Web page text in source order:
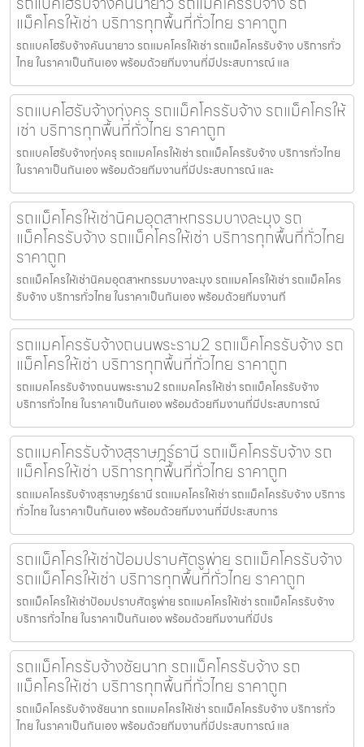
แม็คโครให้เช่า บริการทุกพื้นที่ทั่วไทย ราคาถูก
รถแบคโฮรับจ้างคันนายาว รถแมคโครให้เช่า รถแม็คโครรับจ้าง บริการทั่ว
ไทย ในราคาเป็นกันเอง พร้อมด้วยทีมงานที่มีประสบการณ์ แล
รถแบคโฮรับจ้างทุ่งครุ รถแม็คโครรับจ้าง รถแม็คโครให้
เช่า บริการทุกพื้นที่ทั่วไทย ราคาถูก
รถแบคโฮรับจ้างทุ่งครุ รถแมคโครให้เช่า รถแม็คโครรับจ้าง บริการทั่วไทย
ในราคาเป็นกันเอง พร้อมด้วยทีมงานที่มีประสบการณ์ และ
รถแม็คโครให้เช่านิคมอุตสาหกรรมบางละมุง รถ
แม็คโครรับจ้าง รถแม็คโครให้เช่า บริการทุกพื้นที่ทั่วไทย
ราคาถูก
รถแม็คโครให้เช่านิคมอุตสาหกรรมบางละมุง รถแมคโครให้เช่า รถแม็คโคร
รับจ้าง บริการทั่วไทย ในราคาเป็นกันเอง พร้อมด้วยทีมงานที
รถแมคโครรับจ้างถนนพระราม2 รถแม็คโครรับจ้าง รถ
แม็คโครให้เช่า บริการทุกพื้นที่ทั่วไทย ราคาถูก
รถแมคโครรับจ้างถนนพระราม2 รถแมคโครให้เช่า รถแม็คโครรับจ้าง
บริการทั่วไทย ในราคาเป็นกันเอง พร้อมด้วยทีมงานที่มีประสบการณ์
รถแมคโครรับจ้างสุราษฎร์ธานี รถแม็คโครรับจ้าง รถ
แม็คโครให้เช่า บริการทุกพื้นที่ทั่วไทย ราคาถูก
รถแมคโครรับจ้างสุราษฎร์ธานี รถแมคโครให้เช่า รถแม็คโครรับจ้าง บริการ
ทั่วไทย ในราคาเป็นกันเอง พร้อมด้วยทีมงานที่มีประสบการ
รถแม็คโครให้เช่าป้อมปราบศัตรูพ่าย รถแม็คโครรับจ้าง
รถแม็คโครให้เช่า บริการทุกพื้นที่ทั่วไทย ราคาถูก
รถแม็คโครให้เช่าป้อมปราบศัตรูพ่าย รถแมคโครให้เช่า รถแม็คโครรับจ้าง
บริการทั่วไทย ในราคาเป็นกันเอง พร้อมด้วยทีมงานที่มีปร
รถแม็คโครรับจ้างชัยนาท รถแม็คโครรับจ้าง รถ
แม็คโครให้เช่า บริการทุกพื้นที่ทั่วไทย ราคาถูก
รถแม็คโครรับจ้างชัยนาท รถแมคโครให้เช่า รถแม็คโครรับจ้าง บริการทั่ว
ไทย ในราคาเป็นกันเอง พร้อมด้วยทีมงานที่มีประสบการณ์ แล